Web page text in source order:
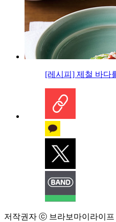
[레시피] 제철 바다
저작권자 ⓒ 브라보마이라이